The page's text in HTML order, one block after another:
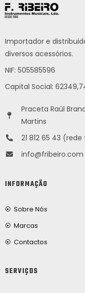
Importador e
diversos acessórios.
NIF: 505585596
Capital Social:
Praceta Raúl
Martins
21 812 65 43
info@fribeiro.com
INFORMAÇÃO
Sobre Nós
Marcas
Contactos
SERVIÇOS